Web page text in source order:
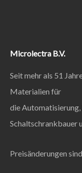
Microlectra B.V.
Seit mehr als 51
Materialien für
die
Schaltschrankbauer
Preisänderungen